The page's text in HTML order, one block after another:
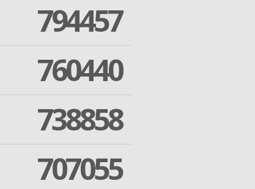
794457
760440
738858
707055